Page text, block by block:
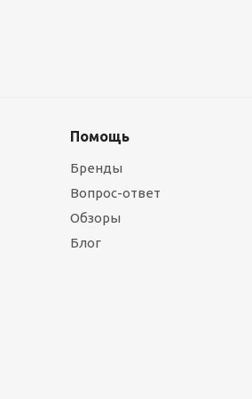
Помощь
Бренды
Вопрос-ответ
Обзоры
Блог